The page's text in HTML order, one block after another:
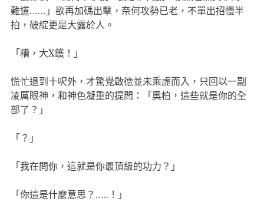
難道……」欲再加碼出擊，奈何攻勢已老，不單出招慢半
拍，破綻更是大露於人。
「糟，大X鑊！」
慌忙退到十呎外，才驚覺啟德並未乘虛而入，只回以一副
凌厲眼神，和神色凝重的提問：「奧柏，這些就是你的全
部了？」
「？」
「我在問你，這就是你最頂級的功力？」
「你這是什麼意思？…..！」